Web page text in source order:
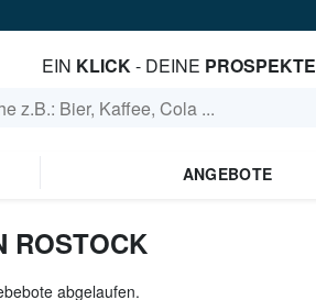
EIN KLICK- DEINE PROSPEKTE
ANGEBOTE
ROSTOCK
abgelaufen.